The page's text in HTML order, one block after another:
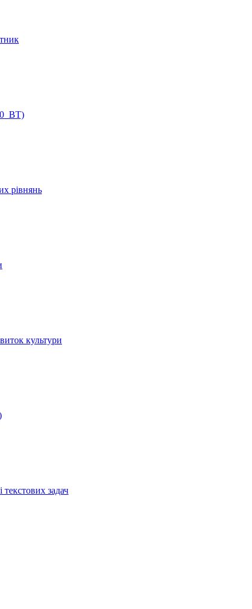
рівнянь
культури
задач